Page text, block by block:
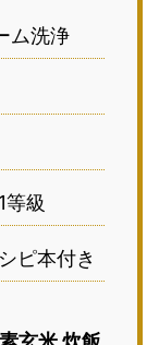
ム洗浄
等級
ピ本付き